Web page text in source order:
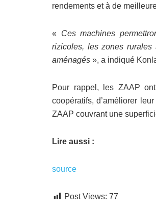
rendements et à de
« Ces machines
rizicoles, les zones
aménagés », a indiqué
Pour rappel, les ZAAP
coopératifs, d’améliorer
ZAAP couvrant une
Lire aussi :
source
Post Views: 77